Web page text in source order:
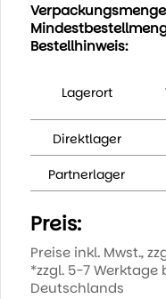
Verpackungsmenge
Bestellhinweis:
Lagerort
Direktlager
Partnerlager
Preis:
Preise inkl. Mwst.,
*zzgl. 5-7
Deutschlands